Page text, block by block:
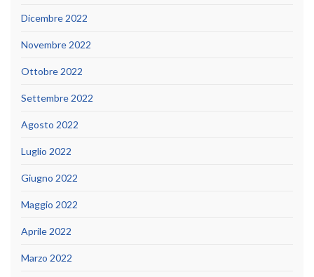
Dicembre 2022
Novembre 2022
Ottobre 2022
Settembre 2022
Agosto 2022
Luglio 2022
Giugno 2022
Maggio 2022
Aprile 2022
Marzo 2022